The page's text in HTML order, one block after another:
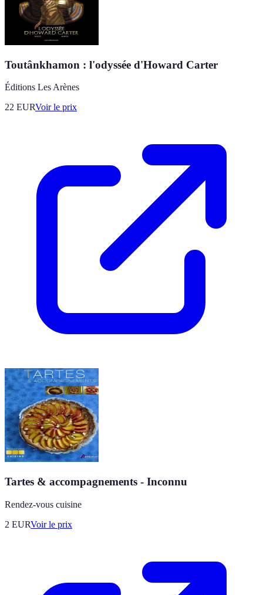
Toutânkhamon : l'odyssée d'Howard Carter
Éditions Les Arènes
22 EURVoir le prix
Tartes & accompagnements - Inconnu
Rendez-vous cuisine
2 EURVoir le prix